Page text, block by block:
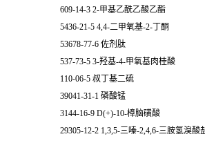
609-14-3 2-甲基乙酰乙酸乙酯
5436-21-5 4,4-二甲氧基-2-丁酮
53678-77-6 佐剂肽
537-73-5 3-羟基-4-甲氧基肉桂酸
110-06-5 叔丁基二硫
39041-31-1 磷酸锰
3144-16-9 D(+)-10-樟脑磺酸
29305-12-2 1,3,5-三嗪-2,4,6-三胺氢溴